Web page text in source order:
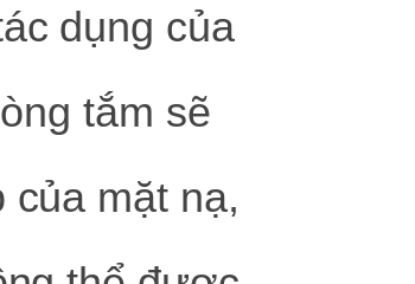
dụng của
tắm sẽ
mặt nạ,